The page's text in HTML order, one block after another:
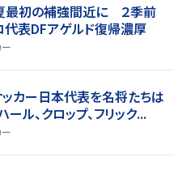
最初の補強間近に ２季前
代表DFアゲルド復帰濃厚
ッカー日本代表を名将たちは
ール、クロップ、フリック...